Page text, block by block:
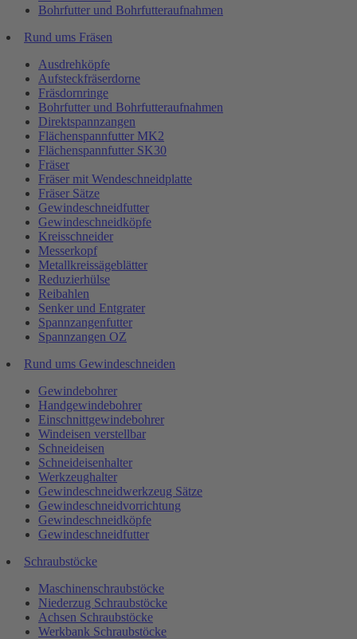
Bohrfutter und Bohrfutteraufnahmen
Rund ums Fräsen
Ausdrehköpfe
Aufsteckfräserdorne
Fräsdornringe
Bohrfutter und Bohrfutteraufnahmen
Direktspannzangen
Flächenspannfutter MK2
Flächenspannfutter SK30
Fräser
Fräser mit Wendeschneidplatte
Fräser Sätze
Gewindeschneidfutter
Gewindeschneidköpfe
Kreisschneider
Messerkopf
Metallkreissägeblätter
Reduzierhülse
Reibahlen
Senker und Entgrater
Spannzangenfutter
Spannzangen OZ
Rund ums Gewindeschneiden
Gewindebohrer
Handgewindebohrer
Einschnittgewindebohrer
Windeisen verstellbar
Schneideisen
Schneideisenhalter
Werkzeughalter
Gewindeschneidwerkzeug Sätze
Gewindeschneidvorrichtung
Gewindeschneidköpfe
Gewindeschneidfutter
Schraubstöcke
Maschinenschraubstöcke
Niederzug Schraubstöcke
Achsen Schraubstöcke
Werkbank Schraubstöcke